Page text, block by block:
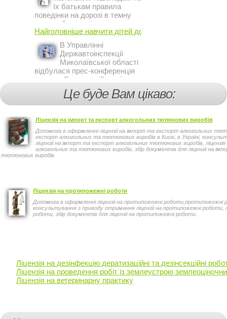
їх батькам правила
поведінки на дорозі в темну
пору доби, працівники сектору
профілактичної роботи відділу
ДАІ з обслуговування міста
Кривий Ріг провели ...
Найголовніше навчити дітей дотримуватися ...
В Управлінні
Державтоінспекції
Миколаївської області
відбулася прес-конференція
на тему Стан аварійності за
участю, з вини дітей і
пішоходів.Це буде Вам цікаво:
Ліцензія на імпорт та експорт алкогольних тютюнових виробів
Допомога в оформленні ліцензії на імпорт та експорт алкогольних
експорт алкогольних та тютюнових виробів в Києві, в Україні,
ліцензії на імпорт та експорт алкогольних тютюнових виробів,
алкогольних та тютюнових виробів, збір документів для ліцензії на
тютюнових виробів.
Ліцензія на протипожежні роботи
Допомога в оформленні ліцензії на протипожежні роботи,протипожежні
консультування з приводу отримання ліцензії на протипожежні роботи,
роботи, збір документів для ліцензії на протипожежні роботи.
Ліцензія на дезінфекцію дератизаційні та дезінсекційні
Ліцензія на проведення робіт із землеустрою
Ліцензія на ветеринарну практику